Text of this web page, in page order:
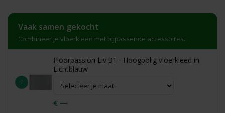
Vaak samen gekocht
Combineer je vloerkleed met bijpassende accessoires.
+
Floorpassion Liv 31 - Hoogpolig vloerkleed in
Lichtblauw
€ —